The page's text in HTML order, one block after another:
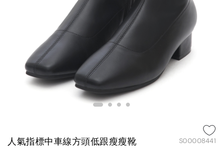
人氣指標中車線方頭低跟瘦瘦靴 S00008441